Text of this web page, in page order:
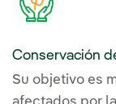
Conservación
Su objetivo es